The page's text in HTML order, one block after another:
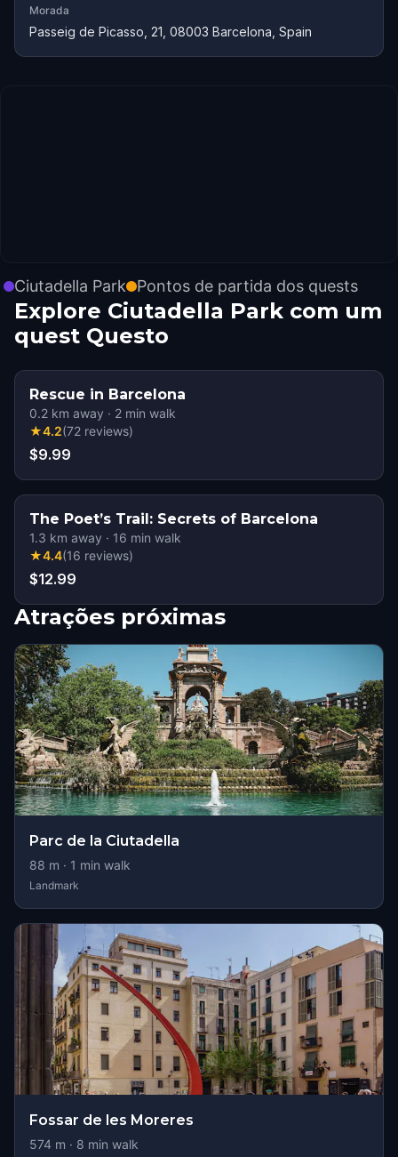
Morada
Passeig de Picasso, 21, 08003 Barcelona, Spain
Ciutadella Park Pontos de partida dos quests
Explore Ciutadella Park com um
quest Questo
Rescue in Barcelona
0.2 km away · 2 min walk
★4.2(72 reviews)
$9.99
The Poet’s Trail: Secrets of Barcelona
1.3 km away · 16 min walk
★4.4(16 reviews)
$12.99
Atrações próximas
Parc de la Ciutadella
88 m · 1 min walk
Landmark
Fossar de les Moreres
574 m · 8 min walk